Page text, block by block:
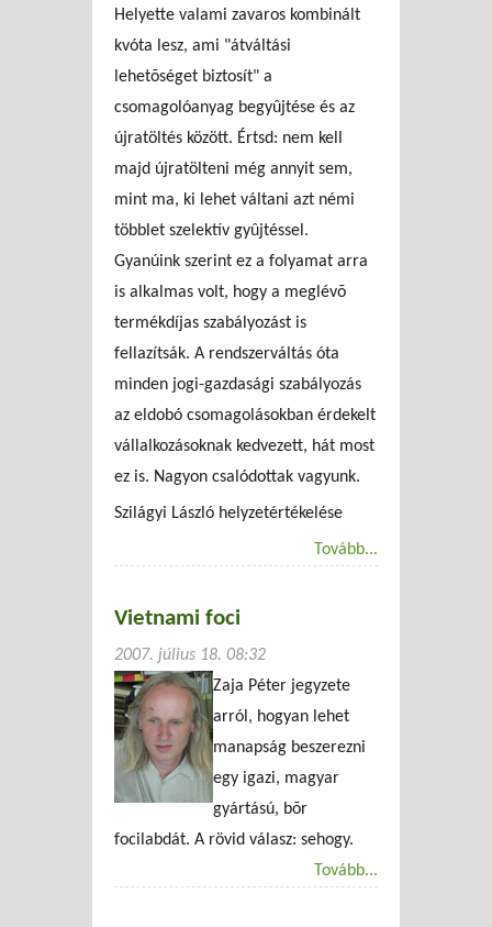
Helyette valami zavaros kombinált
kvóta lesz, ami "átváltási
lehetõséget biztosít" a
csomagolóanyag begyûjtése és az
újratöltés között. Értsd: nem kell
majd újratölteni még annyit sem,
mint ma, ki lehet váltani azt némi
többlet szelektív gyûjtéssel.
Gyanúink szerint ez a folyamat arra
is alkalmas volt, hogy a meglévõ
termékdíjas szabályozást is
fellazítsák. A rendszerváltás óta
minden jogi-gazdasági szabályozás
az eldobó csomagolásokban érdekelt
vállalkozásoknak kedvezett, hát most
ez is. Nagyon csalódottak vagyunk.
Szilágyi László helyzetértékelése
Tovább...
Vietnami foci
2007. július 18. 08:32
Zaja Péter jegyzete
arról, hogyan lehet
manapság beszerezni
egy igazi, magyar
gyártású, bõr
focilabdát. A rövid válasz: sehogy.
Tovább...